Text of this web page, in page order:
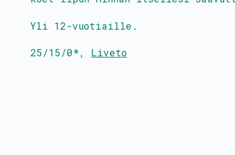
Yli 12-vuotiaille.
25/15/0*, Liveto